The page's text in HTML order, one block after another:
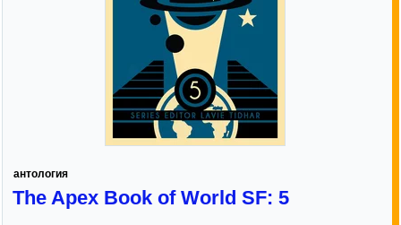
антология
The Apex Book of World SF: 5